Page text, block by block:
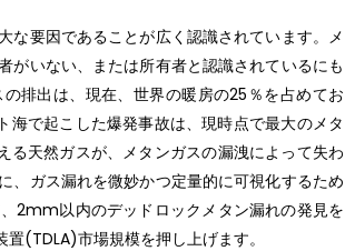
な要因であることが広く認識されています。メ
がいない、または所有者と認識されているにも
排出は、現在、世界の暖房の25％を占めてお
で起こした爆発事故は、現時点で最大のメタ
天然ガスが、メタンガスの漏洩によって失わ
、ガス漏れを微妙かつ定量的に可視化するため
2mm以内のデッドロックメタン漏れの発見を
(TDLA)市場規模を押し上げます。